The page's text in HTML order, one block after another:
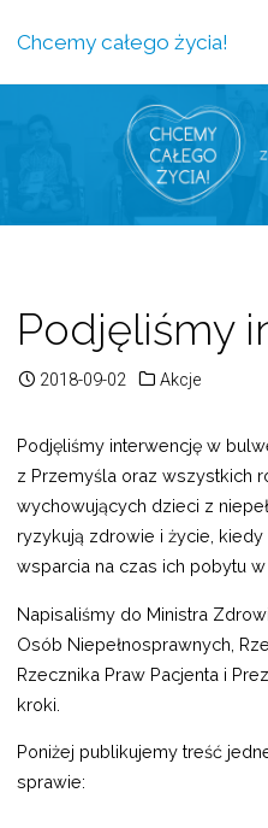
Chcemy całego życia!
Podjęliśmy
2018-09-02 Akcje
Podjęliśmy interwencję w
z Przemyśla oraz wszystkich
wychowujących dzieci z
ryzykują zdrowie i życie,
wsparcia na czas ich pobytu w
Napisaliśmy do Ministra
Osób Niepełnosprawnych,
Rzecznika Praw Pacjenta i
kroki.
Poniżej publikujemy treść
sprawie: